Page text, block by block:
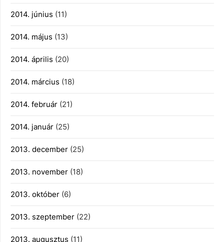
2014. június (11)
2014. május (13)
2014. április (20)
2014. március (18)
2014. február (21)
2014. január (25)
2013. december (25)
2013. november (18)
2013. október (6)
2013. szeptember (22)
2013. augusztus (11)